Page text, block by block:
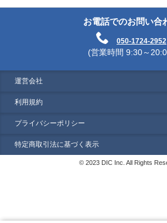
お電話でのお問い合
050-1724-2952
(営業時間 9:30～
運営会社
利用規約
プライバシーポリシー
特定商取引法に基づく表示
© 2023 DIC Inc. All Rights